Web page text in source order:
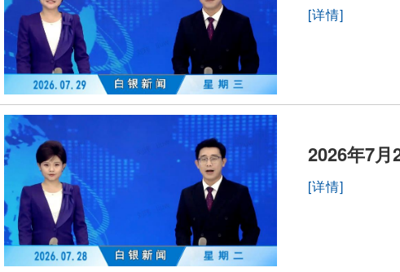
[详情]
2026年7月
[详情]